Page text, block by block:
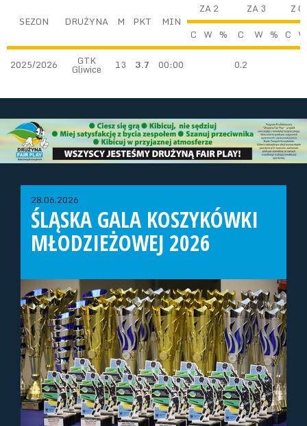
SEZON DRUŻYNA M PKT MIN
ZA 2 ZA 3
Z
C W % C W % C W
2025/2026
GTK
Gliwice 13 3.7 00:00 0.2
28.06.2026
ŚLĄSKA GALA KOSZYKÓWKI
MŁODZIEŻOWEJ 2026